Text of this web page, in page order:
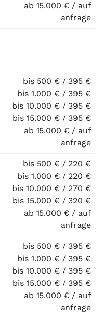
ab 15.000 € / auf
anfrage
bis 500 € / 395 €
bis 1.000 € / 395 €
bis 10.000 € / 395 €
bis 15.000 € / 395 €
ab 15.000 € / auf
anfrage
bis 500 € / 220 €
bis 1.000 € / 220 €
bis 10.000 € / 270 €
bis 15.000 € / 320 €
ab 15.000 € / auf
anfrage
bis 500 € / 395 €
bis 1.000 € / 395 €
bis 10.000 € / 395 €
bis 15.000 € / 395 €
ab 15.000 € / auf
anfrage